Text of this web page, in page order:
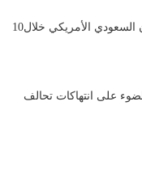
عين الإنسانية: ضحايا العدوان السعودي الأمريكي خلال10
على انتهاكات تحالف